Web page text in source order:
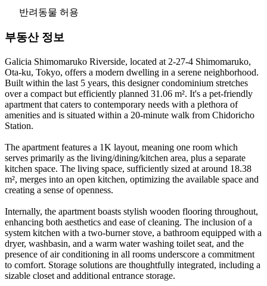
반려동물 허용
부동산 정보
Galicia Shimomaruko Riverside, located at 2-27-4 Shimomaruko,
Ota-ku, Tokyo, offers a modern dwelling in a serene neighborhood.
Built within the last 5 years, this designer condominium stretches
over a compact but efficiently planned 31.06 m². It's a pet-friendly
apartment that caters to contemporary needs with a plethora of
amenities and is situated within a 20-minute walk from Chidoricho
Station.
The apartment features a 1K layout, meaning one room which
serves primarily as the living/dining/kitchen area, plus a separate
kitchen space. The living space, sufficiently sized at around 18.38
m², merges into an open kitchen, optimizing the available space and
creating a sense of openness.
Internally, the apartment boasts stylish wooden flooring throughout,
enhancing both aesthetics and ease of cleaning. The inclusion of a
system kitchen with a two-burner stove, a bathroom equipped with a
dryer, washbasin, and a warm water washing toilet seat, and the
presence of air conditioning in all rooms underscore a commitment
to comfort. Storage solutions are thoughtfully integrated, including a
sizable closet and additional entrance storage.